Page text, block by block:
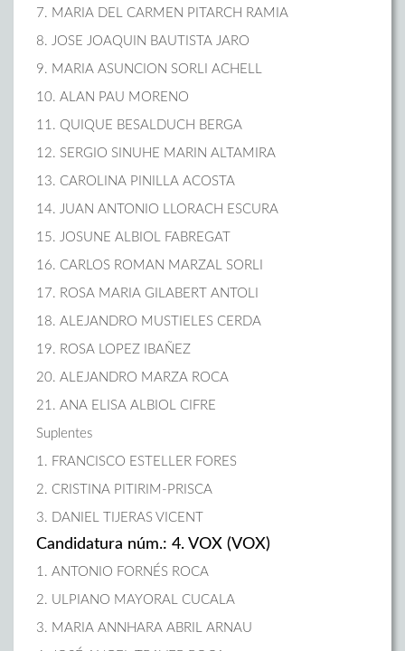
7. MARIA DEL CARMEN PITARCH RAMIA
8. JOSE JOAQUIN BAUTISTA JARO
9. MARIA ASUNCION SORLI ACHELL
10. ALAN PAU MORENO
11. QUIQUE BESALDUCH BERGA
12. SERGIO SINUHE MARIN ALTAMIRA
13. CAROLINA PINILLA ACOSTA
14. JUAN ANTONIO LLORACH ESCURA
15. JOSUNE ALBIOL FABREGAT
16. CARLOS ROMAN MARZAL SORLI
17. ROSA MARIA GILABERT ANTOLI
18. ALEJANDRO MUSTIELES CERDA
19. ROSA LOPEZ IBAÑEZ
20. ALEJANDRO MARZA ROCA
21. ANA ELISA ALBIOL CIFRE
Suplentes
1. FRANCISCO ESTELLER FORES
2. CRISTINA PITIRIM-PRISCA
3. DANIEL TIJERAS VICENT
Candidatura núm.: 4. VOX (VOX)
1. ANTONIO FORNÉS ROCA
2. ULPIANO MAYORAL CUCALA
3. MARIA ANNHARA ABRIL ARNAU